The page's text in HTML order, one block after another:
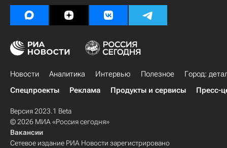
Новости Аналитика Интервью Полезное
Город:
Спецпроекты
Реклама Продукты и сервисы Пресс-
Версия 2023.1 Beta
© 2026 МИА «Россия сегодня»
Вакансии
Сетевое издание РИА Новости зарегистрировано